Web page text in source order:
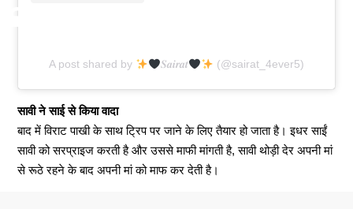
A post shared by 𝑺𝒂𝒊𝒓𝒂𝒕 (@sairat_4ever5)
सावी ने साई से किया वादा
बाद में विराट पाखी के साथ ट्रिप पर जाने के लिए तैयार हो जाता है। इधर साईं
सावी को सरप्राइज करती है और उससे माफी मांगती है, सावी थोड़ी देर अपनी मां
से रूठे रहने के बाद अपनी मां को माफ कर देती है।